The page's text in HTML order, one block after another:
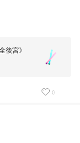
後宮》
0